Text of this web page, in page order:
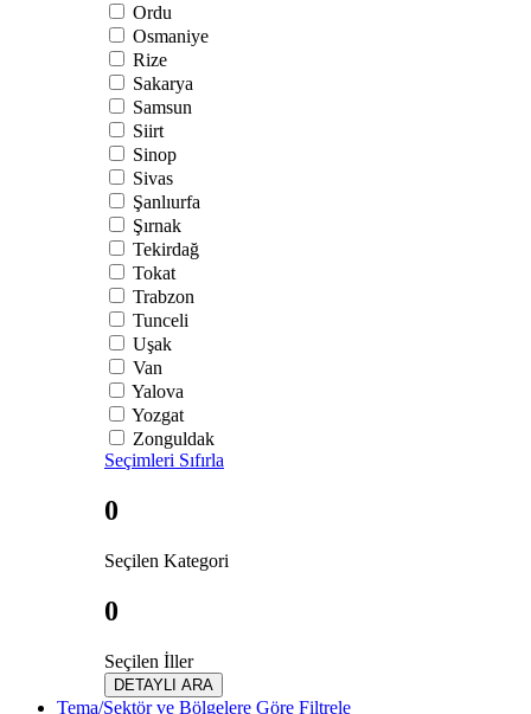
Ordu
Osmaniye
Rize
Sakarya
Samsun
Siirt
Sinop
Sivas
Şanlıurfa
Şırnak
Tekirdağ
Tokat
Trabzon
Tunceli
Uşak
Van
Yalova
Yozgat
Zonguldak
Seçimleri Sıfırla
0
Seçilen Kategori
0
Seçilen İller
DETAYLI ARA
Tema/Sektör ve Bölgelere Göre Filtrele